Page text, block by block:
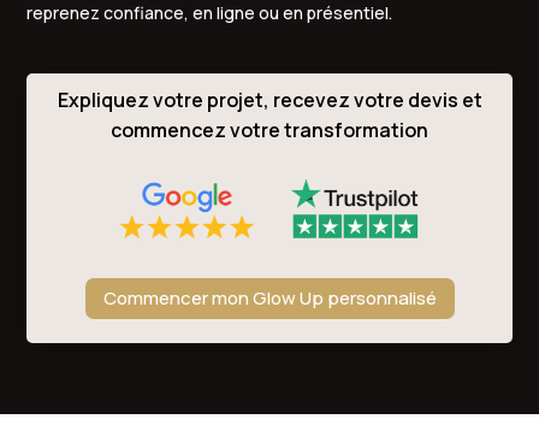
reprenez confiance, en ligne ou en présentiel.
Expliquez votre projet, recevez votre devis et
commencez votre transformation
Commencer mon Glow Up personnalisé